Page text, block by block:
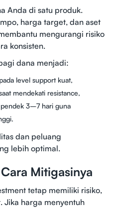
Anda di satu produk.
harga target, dan aset
mengurangi risiko
konsisten.
dana menjadi:
level support kuat,
mendekati resistance,
3–7 hari guna
dan peluang
lebih optimal.
Mitigasinya
tetap memiliki risiko,
Jika harga menyentuh